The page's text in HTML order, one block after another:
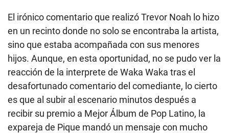
El irónico comentario que realizó Trevor Noah lo hizo
en un recinto donde no solo se encontraba la artista,
sino que estaba acompañada con sus menores
hijos. Aunque, en esta oportunidad, no se pudo ver la
reacción de la interprete de Waka Waka tras el
desafortunado comentario del comediante, lo cierto
es que al subir al escenario minutos después a
recibir su premio a Mejor Álbum de Pop Latino, la
expareja de Pique mandó un mensaje con mucho